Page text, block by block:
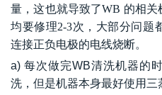
量，这也就导致了WB 的相关
均要修理2-3次，大部分问题
连接正负电极的电线烧断。
a) 每次做完WB清洗机器的
洗，但是机器本身最好使用三